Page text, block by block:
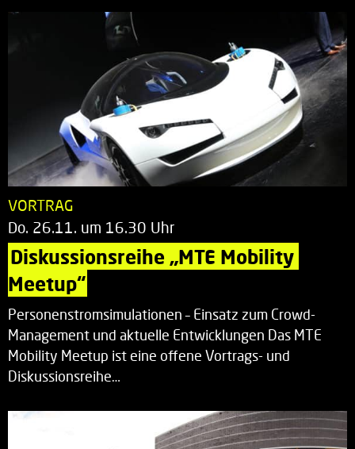
VORTRAG
Do. 26.11. um 16.30 Uhr
Diskussionsreihe „MTE Mobility
Meetup“
Personenstromsimulationen – Einsatz zum Crowd-
Management und aktuelle Entwicklungen Das MTE
Mobility Meetup ist eine offene Vortrags- und
Diskussionsreihe…